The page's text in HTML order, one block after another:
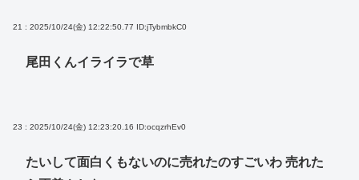
21 : 2025/10/24(金) 12:22:50.77 ID:jTybmbkC0
尾田くんイライラで草
23 : 2025/10/24(金) 12:23:20.16 ID:ocqzrhEv0
たいして面白くもないのに売れたのすごいわ 売れた